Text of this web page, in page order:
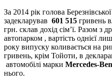
За 2014 рік голова
задекларував 601 515 гривень
грн. склав дохід сім’ї. Разом
автопарком , вартість однієї лиш
року випуску коливається на
гривень, крім Тойоти, в
автомобілі марки Mercedes-
нього.